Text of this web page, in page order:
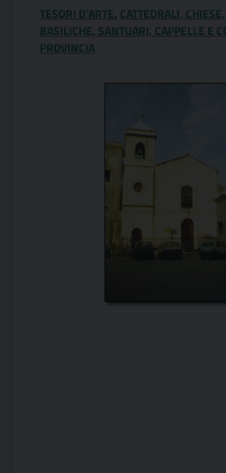
TESORI D'ARTE, CATTEDRALI,
BASILICHE, SANTUARI, CAPPELLE E
PROVINCIA